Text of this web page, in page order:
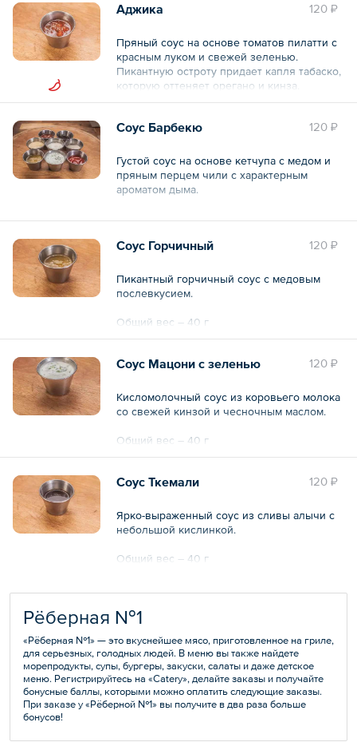
120 ₽
Аджика
Пряный соус на основе томатов пилатти с
красным луком и свежей зеленью.
Пикантную остроту придает капля табаско,
которую оттеняет орегано и кинза.
120 ₽
Соус Барбекю
Густой соус на основе кетчупа с медом и
пряным перцем чили с характерным
ароматом дыма.
Общий вес – 40 г
120 ₽
Соус Горчичный
Пикантный горчичный соус с медовым
послевкусием.
Общий вес – 40 г
120 ₽
Соус Мацони с зеленью
Кисломолочный соус из коровьего молока
со свежей кинзой и чесночным маслом.
Общий вес – 40 г
120 ₽
Соус Ткемали
Ярко-выраженный соус из сливы алычи с
небольшой кислинкой.
Общий вес – 40 г
Рёберная №1
«Рёберная №1» — это вкуснейшее мясо, приготовленное на гриле,
для серьезных, голодных людей. В меню вы также найдете
морепродукты, супы, бургеры, закуски, салаты и даже детское
меню. Регистрируйтесь на «Catery», делайте заказы и получайте
бонусные баллы, которыми можно оплатить следующие заказы.
При заказе у «Рёберной №1» вы получите в два раза больше
бонусов!